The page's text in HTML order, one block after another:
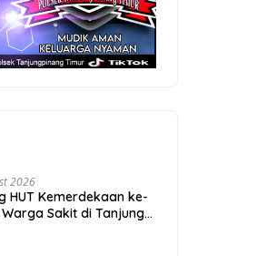
2026
HUT Kemerdekaan ke-
Warga Sakit di Tanjung